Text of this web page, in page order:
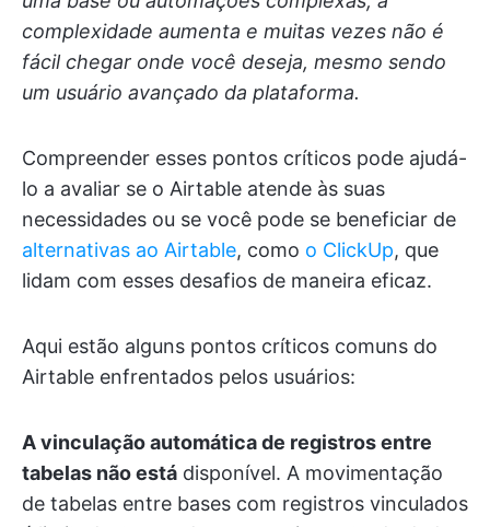
complexidade aumenta e muitas vezes não é
fácil chegar onde você deseja, mesmo sendo
um usuário avançado da plataforma.
Compreender esses pontos críticos pode ajudá-
lo a avaliar se o Airtable atende às suas
necessidades ou se você pode se beneficiar de
alternativas ao Airtable, como o ClickUp, que
lidam com esses desafios de maneira eficaz.
Aqui estão alguns pontos críticos comuns do
Airtable enfrentados pelos usuários:
A vinculação automática de registros entre
tabelas não está disponível. A movimentação
de tabelas entre bases com registros vinculados